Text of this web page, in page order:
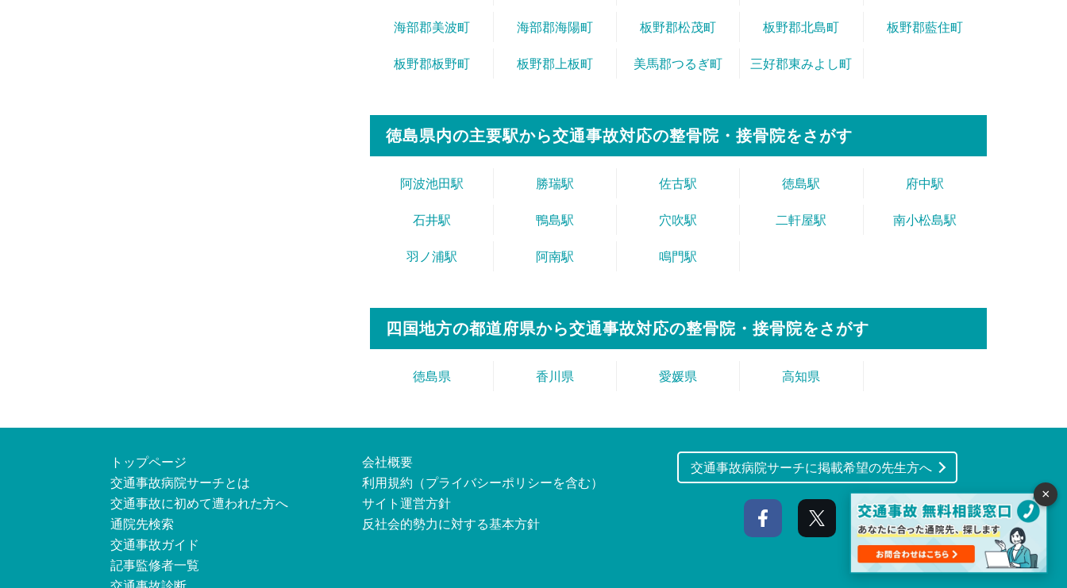
海部郡美波町 海部郡海陽町 板野郡松茂町 板野郡北島町 板野郡藍住町
板野郡板野町 板野郡上板町 美馬郡つるぎ町 三好郡東みよし町
徳島県内の主要駅から交通事故対応の整骨院・接骨院をさがす
阿波池田駅 勝瑞駅 佐古駅 徳島駅 府中駅
石井駅 鴨島駅 穴吹駅 二軒屋駅 南小松島駅
羽ノ浦駅 阿南駅 鳴門駅
四国地方の都道府県から交通事故対応の整骨院・接骨院をさがす
徳島県 香川県 愛媛県 高知県
トップページ
交通事故病院サーチとは
交通事故に初めて遭われた方へ
通院先検索
交通事故ガイド
記事監修者一覧
会社概要
利用規約（プライバシーポリシーを含む）
サイト運営方針
反社会的勢力に対する基本方針
交通事故病院サーチに掲載希望の先生方へ
×